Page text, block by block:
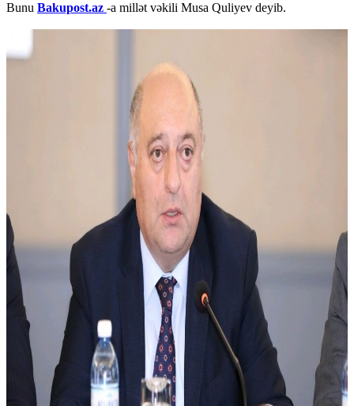
Bunu Bakupost.az -a millət vəkili Musa Quliyev deyib.